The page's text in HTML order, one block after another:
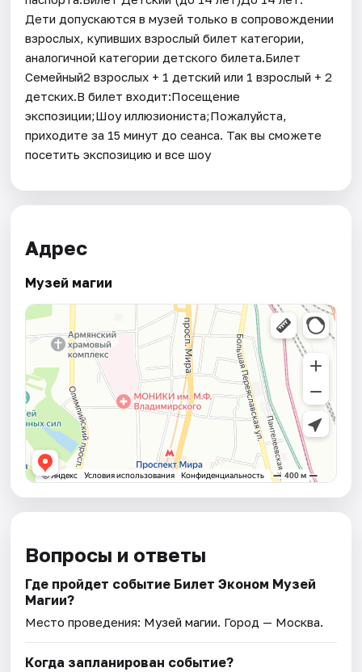
Дети допускаются в музей только в сопровождении
взрослых, купивших взрослый билет категории,
аналогичной категории детского билета.Билет
Семейный2 взрослых + 1 детский или 1 взрослый + 2
детских.В билет входит:Посещение
экспозиции;Шоу иллюзиониста;Пожалуйста,
приходите за 15 минут до сеанса. Так вы сможете
посетить экспозицию и все шоу
Адрес
Музей магии
Вопросы и ответы
Где пройдет событие Билет Эконом Музей
Магии?
Место проведения: Музей магии. Город — Москва.
Когда запланирован событие?